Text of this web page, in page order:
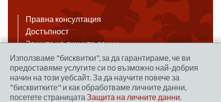
Правна консултация
Достъпност
Защита на личните данни
Антикорупция
Връзки
Използваме "бисквитки", за да гарантираме, че ви
предоставяме услугите си по възможно най-добрия
начин на този уебсайт. За да научите повече за
"бисквитките" и как обработваме личните данни,
посетете страницата Защита на личните данни.